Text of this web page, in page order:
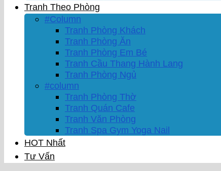
Tranh Theo Phòng
#Column
Tranh Phòng Khách
Tranh Phòng Ăn
Tranh Phòng Em Bé
Tranh Cầu Thang Hành Lang
Tranh Phòng Ngủ
#column
Tranh Phòng Thờ
Tranh Quán Cafe
Tranh Văn Phòng
Tranh Spa Gym Yoga Nail
HOT Nhất
Tư Vấn